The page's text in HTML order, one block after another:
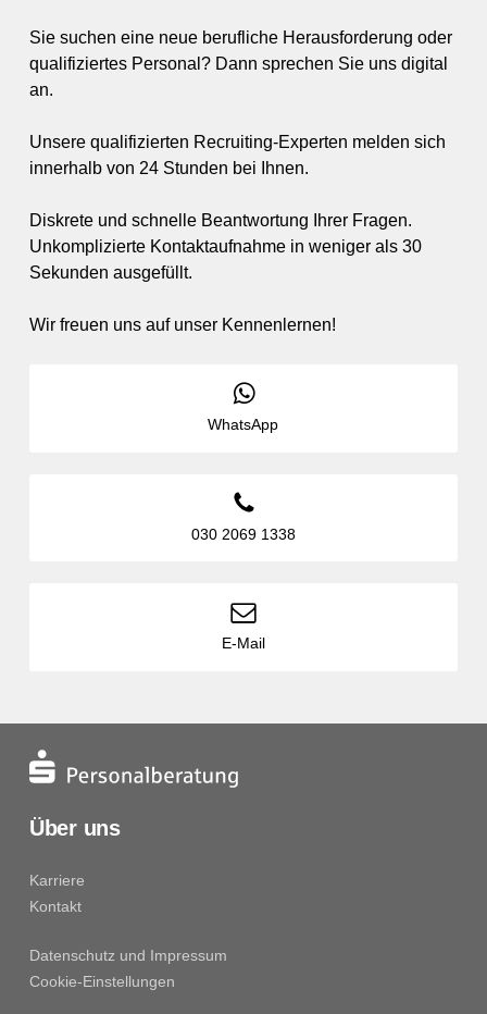
Sie suchen eine neue berufliche Herausforderung oder
qualifiziertes Personal? Dann sprechen Sie uns digital
an.
Unsere qualifizierten Recruiting-Experten melden sich
innerhalb von 24 Stunden bei Ihnen.
Diskrete und schnelle Beantwortung Ihrer Fragen.
Unkomplizierte Kontaktaufnahme in weniger als 30
Sekunden ausgefüllt.
Wir freuen uns auf unser Kennenlernen!
WhatsApp
030 2069 1338
E-Mail
Über uns
Karriere
Kontakt
Datenschutz und Impressum
Cookie-Einstellungen